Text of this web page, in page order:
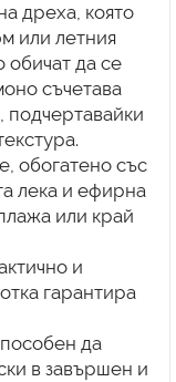
дреха, която
или летния
обичат да се
съчетава
обогатено със
лека и ефирна
или край
и
гарантира
да
в завършен и